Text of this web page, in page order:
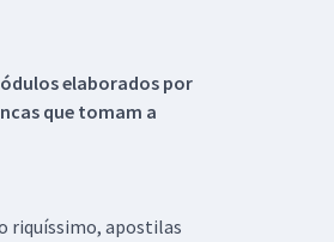
elaborados por
que tomam a
riquíssimo, apostilas